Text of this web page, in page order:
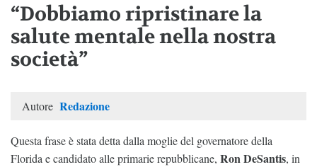
“Dobbiamo ripristinare la
salute mentale nella nostra
società”
Autore Redazione
Questa frase è stata detta dalla moglie del governatore della
Florida e candidato alle primarie repubblicane, Ron DeSantis, in